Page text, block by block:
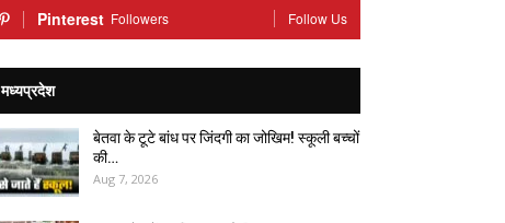
Pinterest Followers Follow Us
मध्यप्रदेश
बेतवा के टूटे बांध पर जिंदगी का जोखिम! स्कूली बच्चों
की…
Aug 7, 2026